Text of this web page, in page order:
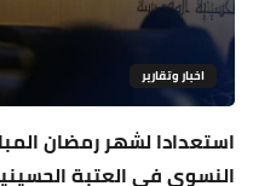
اخبار وتقارير
استعدادا لشهر رمضان
النسوي في العتبة